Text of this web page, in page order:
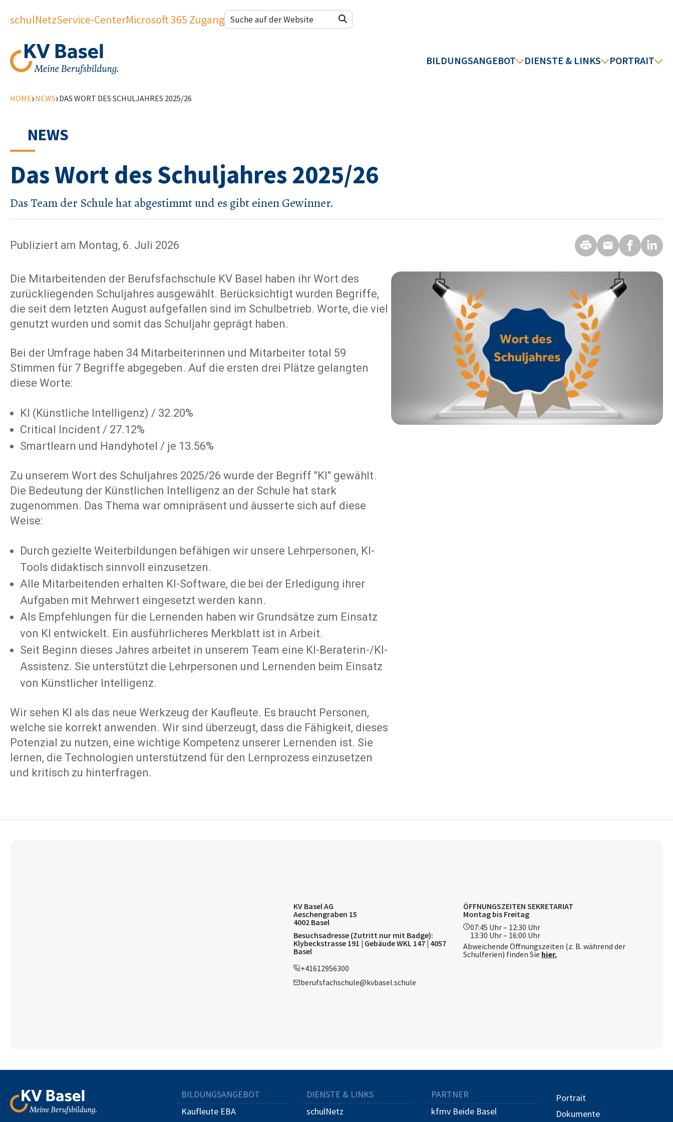
schulNetzService-CenterMicrosoft 365 Zugang
BILDUNGSANGEBOT DIENSTE & LINKS PORTRAIT
HOME›NEWS›DAS WORT DES SCHULJAHRES 2025/26
NEWS
Das Wort des Schuljahres 2025/26
Das Team der Schule hat abgestimmt und es gibt einen Gewinner.
Publiziert am Montag, 6. Juli 2026
Die Mitarbeitenden der Berufsfachschule KV Basel haben ihr Wort des
zurückliegenden Schuljahres ausgewählt. Berücksichtigt wurden Begriffe,
die seit dem letzten August aufgefallen sind im Schulbetrieb. Worte, die viel
genutzt wurden und somit das Schuljahr geprägt haben.
Bei der Umfrage haben 34 Mitarbeiterinnen und Mitarbeiter total 59
Stimmen für 7 Begriffe abgegeben. Auf die ersten drei Plätze gelangten
diese Worte:
KI (Künstliche Intelligenz) / 32.20%
Critical Incident / 27.12%
Smartlearn und Handyhotel / je 13.56%
Zu unserem Wort des Schuljahres 2025/26 wurde der Begriff "KI" gewählt.
Die Bedeutung der Künstlichen Intelligenz an der Schule hat stark
zugenommen. Das Thema war omnipräsent und äusserte sich auf diese
Weise:
Durch gezielte Weiterbildungen befähigen wir unsere Lehrpersonen, KI-
Tools didaktisch sinnvoll einzusetzen.
Alle Mitarbeitenden erhalten KI-Software, die bei der Erledigung ihrer
Aufgaben mit Mehrwert eingesetzt werden kann.
Als Empfehlungen für die Lernenden haben wir Grundsätze zum Einsatz
von KI entwickelt. Ein ausführlicheres Merkblatt ist in Arbeit.
Seit Beginn dieses Jahres arbeitet in unserem Team eine KI-Beraterin-/KI-
Assistenz. Sie unterstützt die Lehrpersonen und Lernenden beim Einsatz
von Künstlicher Intelligenz.
Wir sehen KI als das neue Werkzeug der Kaufleute. Es braucht Personen,
welche sie korrekt anwenden. Wir sind überzeugt, dass die Fähigkeit, dieses
Potenzial zu nutzen, eine wichtige Kompetenz unserer Lernenden ist. Sie
lernen, die Technologien unterstützend für den Lernprozess einzusetzen
und kritisch zu hinterfragen.
KV Basel AG
Aeschengraben 15
4002 Basel
Besuchsadresse (Zutritt nur mit Badge):
Klybeckstrasse 191 | Gebäude WKL 147 | 4057
Basel
+41612956300
berufsfachschule@kvbasel.schule
ÖFFNUNGSZEITEN SEKRETARIAT
Montag bis Freitag
07:45 Uhr – 12:30 Uhr
13:30 Uhr – 16:00 Uhr
Abweichende Öffnungszeiten (z. B. während der
Schulferien) finden Sie hier.
BILDUNGSANGEBOT
Kaufleute EBA
DIENSTE & LINKS
schulNetz
PARTNER
kfmv Beide Basel
Portrait
Dokumente